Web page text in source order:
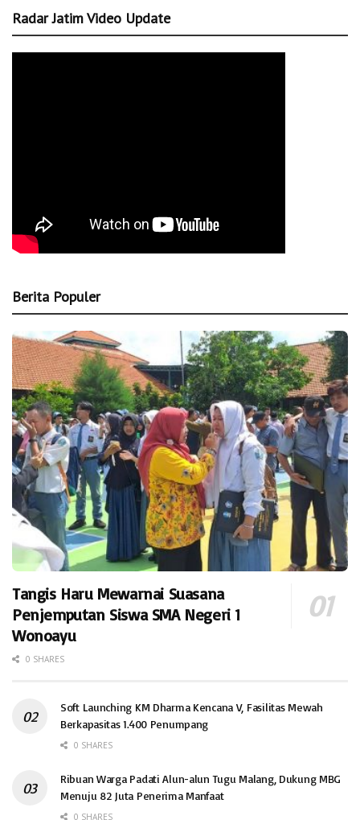
Radar Jatim Video Update
Berita Populer
Tangis Haru Mewarnai Suasana
Penjemputan Siswa SMA Negeri 1
Wonoayu
0 SHARES
Soft Launching KM Dharma Kencana V, Fasilitas Mewah
Berkapasitas 1.400 Penumpang
0 SHARES
Ribuan Warga Padati Alun-alun Tugu Malang, Dukung MBG
Menuju 82 Juta Penerima Manfaat
0 SHARES